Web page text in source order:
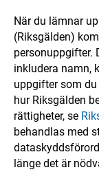
När du lämnar
(Riksgälden)
personuppgifter.
inkludera namn,
uppgifter som
hur Riksgälden
rättigheter, se
behandlas med
länge det är